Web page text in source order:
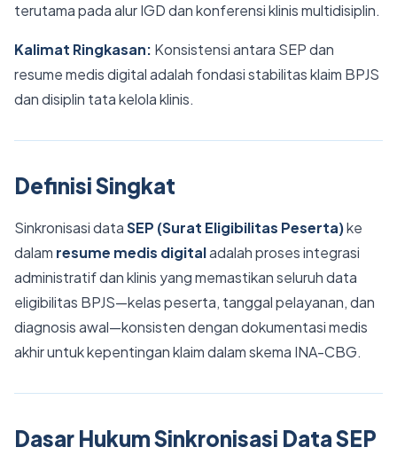
terutama pada alur IGD dan konferensi klinis multidisiplin.
Kalimat Ringkasan: Konsistensi antara SEP dan
resume medis digital adalah fondasi stabilitas klaim BPJS
dan disiplin tata kelola klinis.
Definisi Singkat
Sinkronisasi dataSEP (Surat Eligibilitas Peserta)ke
dalam resume medis digitaladalah proses integrasi
administratif dan klinis yang memastikan seluruh data
eligibilitas BPJS—kelas peserta, tanggal pelayanan, dan
diagnosis awal—konsisten dengan dokumentasi medis
akhir untuk kepentingan klaim dalam skema INA-CBG.
Dasar Hukum Sinkronisasi Data SEP